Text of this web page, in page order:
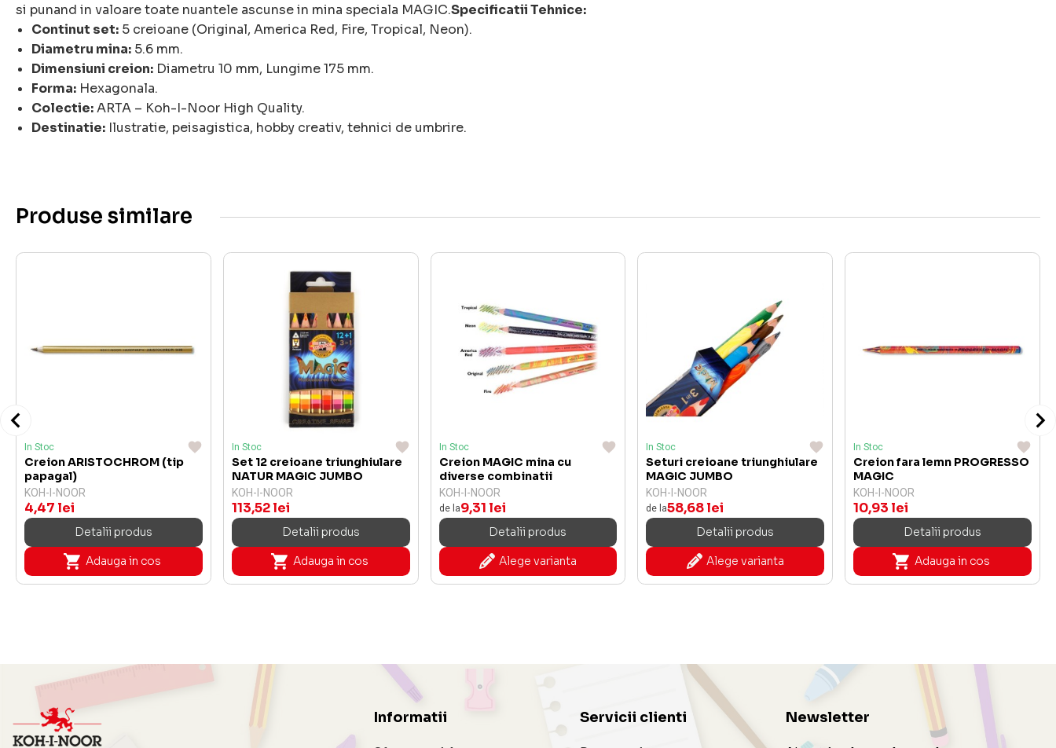
si punand in valoare toate nuantele ascunse in mina speciala MAGIC.Specificatii Tehnice:
Continut set: 5 creioane (Original, America Red, Fire, Tropical, Neon).
Diametru mina: 5.6 mm.
Dimensiuni creion: Diametru 10 mm, Lungime 175 mm.
Forma: Hexagonala.
Colectie:ARTA – Koh-I-Noor High Quality.
Destinatie: Ilustratie, peisagistica, hobby creativ, tehnici de umbrire.
Produse similare
In Stoc
Creion ARISTOCHROM (tip
papagal)
KOH-I-NOOR
4,47 lei
Detalii produs
Adauga in cos
In Stoc
Set 12 creioane triunghiulare
NATUR MAGIC JUMBO
KOH-I-NOOR
113,52 lei
Detalii produs
Adauga in cos
In Stoc
Creion MAGIC mina cu
diverse combinatii
KOH-I-NOOR
de la9,31 lei
Detalii produs
Alege varianta
In Stoc
Seturi creioane triunghiulare
MAGIC JUMBO
KOH-I-NOOR
de la58,68 lei
Detalii produs
Alege varianta
In Stoc
Creion fara lemn PROGRESSO
MAGIC
KOH-I-NOOR
10,93 lei
Detalii produs
Adauga in cos
Informatii Servicii clienti Newsletter